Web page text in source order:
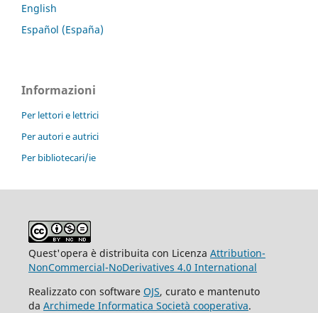
English
Español (España)
Informazioni
Per lettori e lettrici
Per autori e autrici
Per bibliotecari/ie
Quest'opera è distribuita con Licenza Attribution-
NonCommercial-NoDerivatives 4.0 International
Realizzato con software OJS, curato e mantenuto
da Archimede Informatica Società cooperativa.